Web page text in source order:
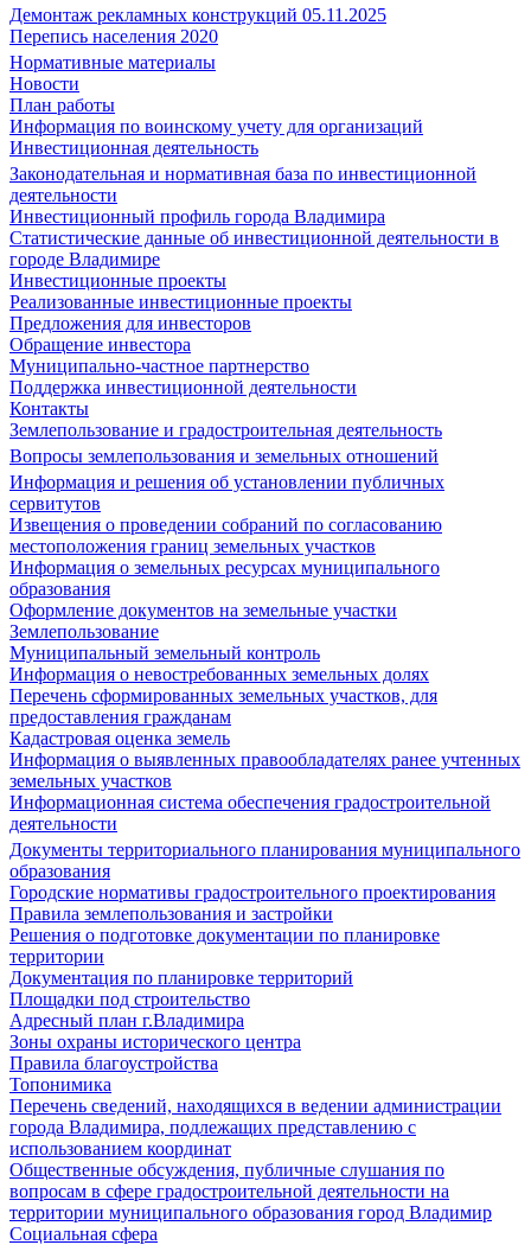
Демонтаж рекламных конструкций 05.11.2025
Перепись населения 2020
Нормативные материалы
Новости
План работы
Информация по воинскому учету для организаций
Инвестиционная деятельность
Законодательная и нормативная база по инвестиционной
деятельности
Инвестиционный профиль города Владимира
Статистические данные об инвестиционной деятельности в
городе Владимире
Инвестиционные проекты
Реализованные инвестиционные проекты
Предложения для инвесторов
Обращение инвестора
Муниципально-частное партнерство
Поддержка инвестиционной деятельности
Контакты
Землепользование и градостроительная деятельность
Вопросы землепользования и земельных отношений
Информация и решения об установлении публичных
сервитутов
Извещения о проведении собраний по согласованию
местоположения границ земельных участков
Информация о земельных ресурсах муниципального
образования
Оформление документов на земельные участки
Землепользование
Муниципальный земельный контроль
Информация о невостребованных земельных долях
Перечень сформированных земельных участков, для
предоставления гражданам
Кадастровая оценка земель
Информация о выявленных правообладателях ранее учтенных
земельных участков
Информационная система обеспечения градостроительной
деятельности
Документы территориального планирования муниципального
образования
Городские нормативы градостроительного проектирования
Правила землепользования и застройки
Решения о подготовке документации по планировке
территории
Документация по планировке территорий
Площадки под строительство
Адресный план г.Владимира
Зоны охраны исторического центра
Правила благоустройства
Топонимика
Перечень сведений, находящихся в ведении администрации
города Владимира, подлежащих представлению с
использованием координат
Общественные обсуждения, публичные слушания по
вопросам в сфере градостроительной деятельности на
территории муниципального образования город Владимир
Социальная сфера